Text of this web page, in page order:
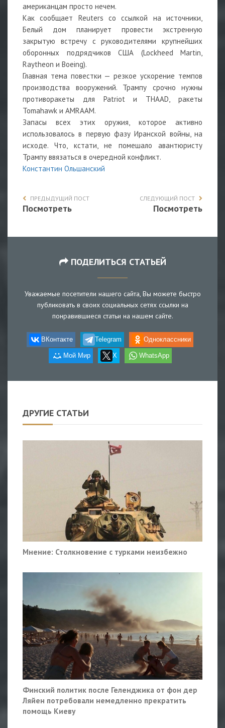
американцам просто нечем.
Как сообщает Reuters со ссылкой на источники,
Белый дом планирует провести экстренную
закрытую встречу с руководителями крупнейших
оборонных подрядчиков США (Lockheed Martin,
Raytheon и Boeing).
Главная тема повестки — резкое ускорение темпов
производства вооружений. Трампу срочно нужны
противоракеты для Patriot и THAAD, ракеты
Tomahawk и AMRAAM.
Запасы всех этих оружия, которое активно
использовалось в первую фазу Иранской войны, на
исходе. Что, кстати, не помешало авантюристу
Трампу ввязаться в очередной конфликт.
Константин Ольшанский
ПРЕДЫДУЩИЙ ПОСТ
Посмотреть
СЛЕДУЮЩИЙ ПОСТ
Посмотреть
ПОДЕЛИТЬСЯ СТАТЬЕЙ
Уважаемые посетители нашего сайта, Вы можете быстро
публиковать в своих социальных сетях ссылки на
понравившиеся статьи на нашем сайте.
ВКонтакте Telegram Одноклассники
Мой Мир X WhatsApp
ДРУГИЕ СТАТЬИ
Мнение: Столкновение с турками неизбежно
Финский политик после Геленджика от фон дер
Ляйен потребовали немедленно прекратить
помощь Киеву